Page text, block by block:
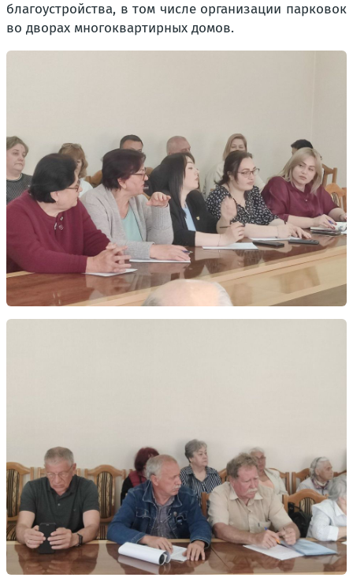
благоустройства, в том числе организации парковок
во дворах многоквартирных домов.